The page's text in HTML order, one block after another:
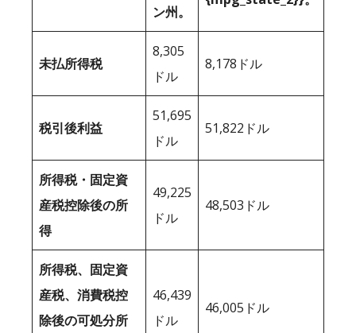
ン州。
未払所得税
8,305
ドル
8,178ドル
税引後利益
51,695
ドル
51,822ドル
所得税・固定資
産税控除後の所
得
49,225
ドル
48,503ドル
所得税、固定資
産税、消費税控
除後の可処分所
46,439
ドル
46,005ドル